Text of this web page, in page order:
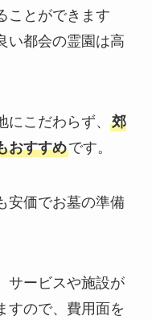
ことができます
い都会の霊園は高
こだわらず、 郊
おすすめです。
安価でお墓の準備
サービスや施設が
すので、費用面を